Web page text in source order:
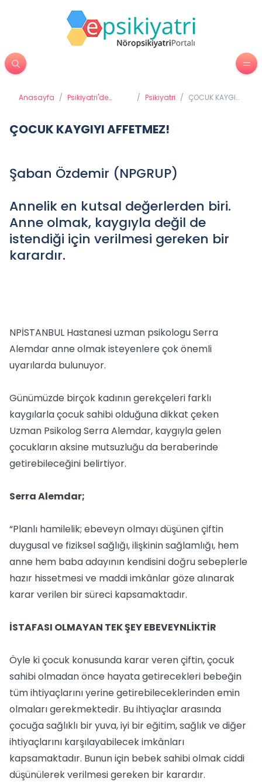
Anasayfa / Psikiyatri'de
/ Psikiyatri / ÇOCUK KAYGIYI
ÇOCUK KAYGIYI AFFETMEZ!
Şaban Özdemir (NPGRUP)
Annelik en kutsal değerlerden biri.
Anne olmak, kaygıyla değil de
istendiği için verilmesi gereken bir
karardır.
NPİSTANBUL Hastanesi uzman psikologu Serra
Alemdar anne olmak isteyenlere çok önemli
uyarılarda bulunuyor.
Günümüzde birçok kadının gerekçeleri farklı
kaygılarla çocuk sahibi olduğuna dikkat çeken
Uzman Psikolog Serra Alemdar, kaygıyla gelen
çocukların aksine mutsuzluğu da beraberinde
getirebileceğini belirtiyor.
Serra Alemdar;
“Planlı hamilelik; ebeveyn olmayı düşünen çiftin
duygusal ve fiziksel sağlığı, ilişkinin sağlamlığı, hem
anne hem baba adayının kendisini doğru sebeplerle
hazır hissetmesi ve maddi imkânlar göze alınarak
karar verilen bir süreci kapsamaktadır.
İSTAFASI OLMAYAN TEK ŞEY EBEVEYNLİKTİR
Öyle ki çocuk konusunda karar veren çiftin, çocuk
sahibi olmadan önce hayata getirecekleri bebeğin
tüm ihtiyaçlarını yerine getirebileceklerinden emin
olmaları gerekmektedir. Bu ihtiyaçlar arasında
çocuğa sağlıklı bir yuva, iyi bir eğitim, sağlık ve diğer
ihtiyaçlarını karşılayabilecek imkânları
kapsamaktadır. Bunun için bebek sahibi olmak ciddi
düşünülerek verilmesi gereken bir karardır.